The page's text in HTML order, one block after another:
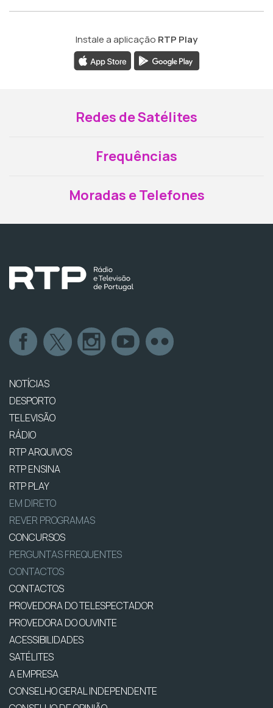
Instale a aplicação RTP Play
Redes de Satélites
Frequências
Moradas e Telefones
NOTÍCIAS
DESPORTO
TELEVISÃO
RÁDIO
RTP ARQUIVOS
RTP ENSINA
RTP PLAY
EM DIRETO
REVER PROGRAMAS
CONCURSOS
PERGUNTAS FREQUENTES
CONTACTOS
CONTACTOS
PROVEDORA DO TELESPECTADOR
PROVEDORA DO OUVINTE
ACESSIBILIDADES
SATÉLITES
A EMPRESA
CONSELHO GERAL INDEPENDENTE